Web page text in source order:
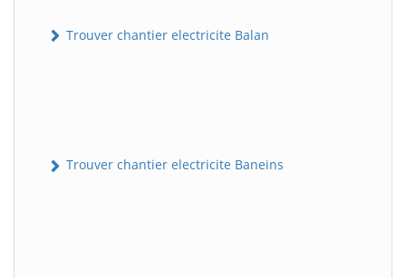
Trouver chantier electricite Balan
Trouver chantier electricite Baneins